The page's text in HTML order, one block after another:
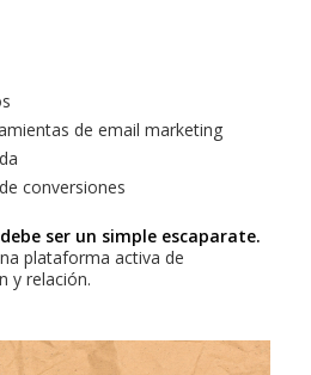
de email marketing
conversiones
ser un simple escaparate.
plataforma activa de
y relación.